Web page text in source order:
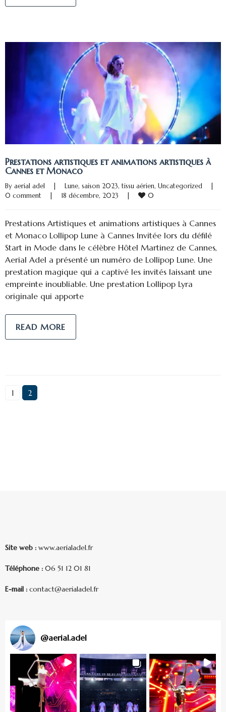
Prestations artistiques et animations artistiques à
Cannes et Monaco
By aerial adel Lune, saison 2023, tissu aérien, Uncategorized
0 comment
18 décembre, 2023 0
Prestations Artistiques et animations artistiques à Cannes
et Monaco Lollipop Lune à Cannes Invitée lors du défilé
Start in Mode dans le célèbre Hôtel Martinez de Cannes,
Aerial Adel a présenté un numéro de Lollipop Lune. Une
prestation magique qui a captivé les invités laissant une
empreinte inoubliable. Une prestation Lollipop Lyra
originale qui apporte
READ MORE
1 2
Site web : www.aerialadel.fr
Téléphone : 06 51 12 01 81
E-mail : contact@aerialadel.fr
@aerial.adel